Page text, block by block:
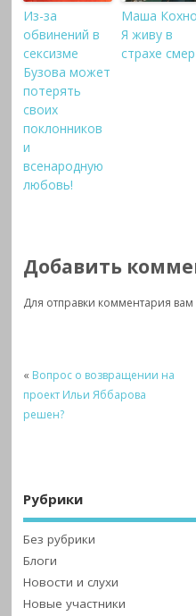
Из-за
обвинений в
сексизме
Бузова может
потерять
своих
поклонников
и
всенародную
любовь!
Маша
Я живу в
страхе
Добавить
Для отправки комментария
« Вопрос о возвращении на
проект Ильи Яббарова
решен?
Рубрики
Без рубрики
Блоги
Новости и слухи
Новые участники